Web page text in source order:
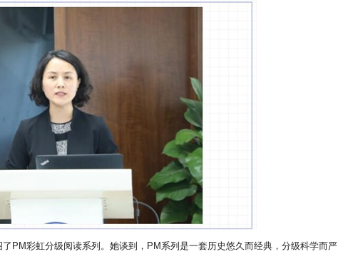
PM彩虹分级阅读系列。她谈到，PM系列是一套历史悠久而经典，分级科学而严